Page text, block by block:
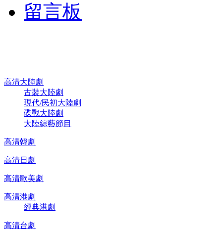
留言板
高清大陸劇
古裝大陸劇
現代/民初大陸劇
碟戰大陸劇
大陸綜藝節目
高清韓劇
高清日劇
高清歐美劇
高清港劇
經典港劇
高清台劇